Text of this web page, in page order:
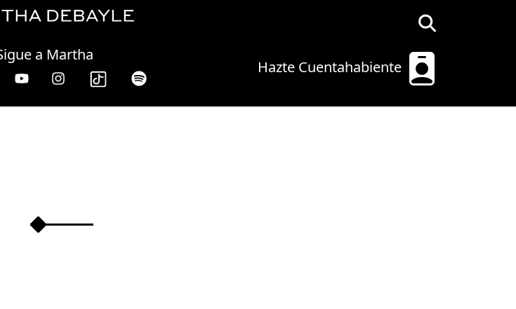
Hazte Cuentahabiente
a Martha
de 10 a 13 hrs.